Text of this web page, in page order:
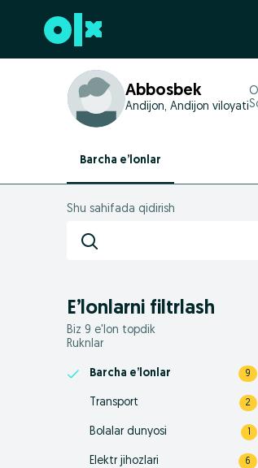
Futerga oʻtish
Abbosbek
Andijon, Andijon viloyati
Barcha e’lonlar
Shu sahifada qidirish
E’lonlarni filtrlash
Biz 9 e'lon topdik
Ruknlar
Barcha e’lonlar 9
Transport 2
Bolalar dunyosi 1
Elektr jihozlari 6